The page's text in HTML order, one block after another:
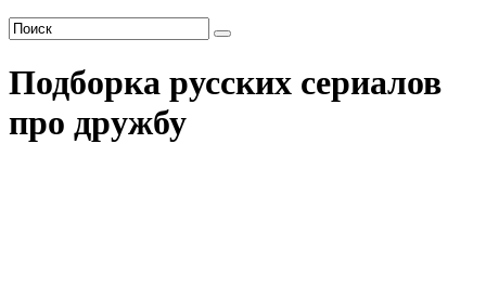
Подборка русских сериалов
про дружбу